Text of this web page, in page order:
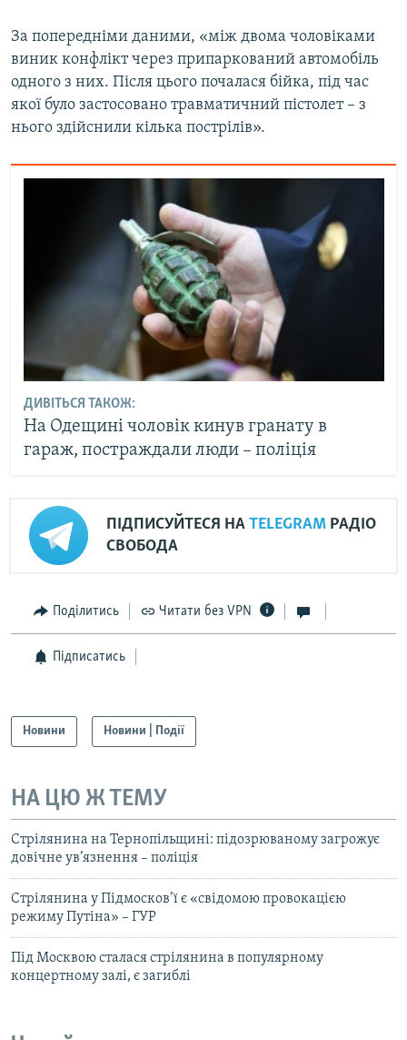
За попередніми даними, «між двома чоловіками
виник конфлікт через припаркований автомобіль
одного з них. Після цього почалася бійка, під час
якої було застосовано травматичний пістолет – з
нього здійснили кілька пострілів».
ДИВІТЬСЯ ТАКОЖ:
На Одещині чоловік кинув гранату в
гараж, постраждали люди – поліція
ПІДПИСУЙТЕСЯ НА TELEGRAM РАДІО
СВОБОДА
Поділитись Читати без VPN
Підписатись
Новини Новини | Події
НА ЦЮ Ж ТЕМУ
Стрілянина на Тернопільщині: підозрюваному загрожує
довічне ув’язнення – поліція
Стрілянина у Підмосков’ї є «свідомою провокацією
режиму Путіна» – ГУР
Під Москвою сталася стрілянина в популярному
концертному залі, є загиблі